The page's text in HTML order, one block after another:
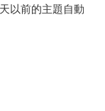
以前的主題自動